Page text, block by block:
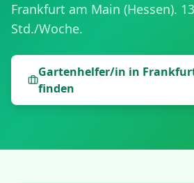
Frankfurt am Main (Hessen). 13
Std./Woche.
Gartenhelfer/in in
finden